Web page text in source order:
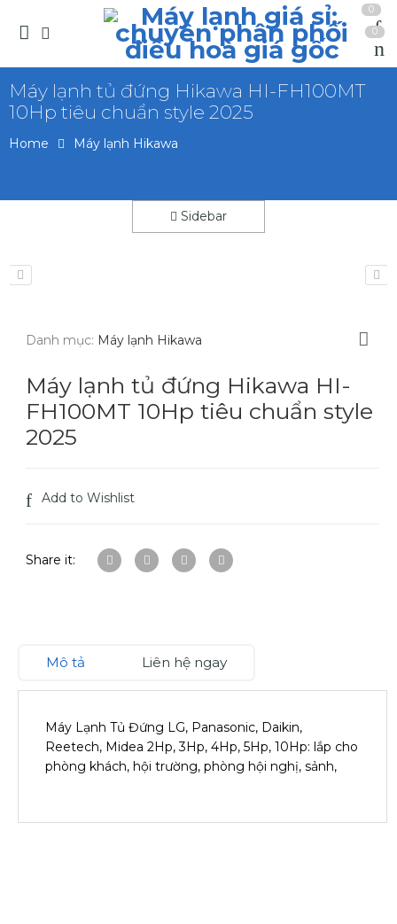
0
0
Máy lạnh tủ đứng Hikawa HI-FH100MT
10Hp tiêu chuẩn style 2025
Home Máy lạnh Hikawa
Sidebar
Danh mục: Máy lạnh Hikawa
Máy lạnh tủ đứng Hikawa HI-
FH100MT 10Hp tiêu chuẩn style
2025
Add to Wishlist
Share it:
Mô tả Liên hệ ngay
Máy Lạnh Tủ Đứng LG, Panasonic, Daikin,
Reetech, Midea 2Hp, 3Hp, 4Hp, 5Hp, 10Hp: lắp cho
phòng khách, hội trường, phòng hội nghị, sảnh,